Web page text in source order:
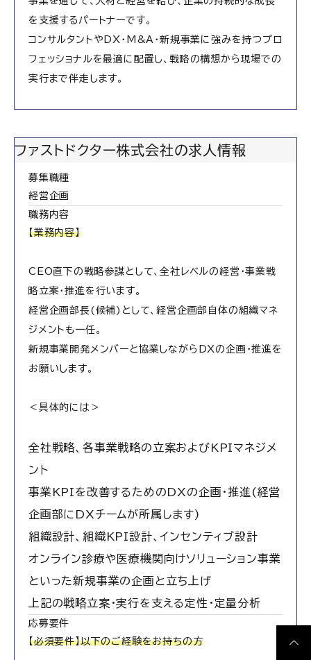
を支援するパートナーです。
コンサルタントやDX・M&A・新規事業に強みを持つプロ
フェッショナルを最適に配置し、戦略の構想から現場での
実行まで伴走します。
ファストドクター株式会社の求人情報
募集職種
経営企画
職務内容
【業務内容】
CEO直下の戦略参謀として、全社レベルの経営・事業戦
略立案・推進を行います。
経営企画部長(候補)として、経営企画部自体の組織マネ
ジメントも一任。
新規事業開発メンバーと協業しながらDXの企画・推進を
お願いします。
＜具体的には＞
全社戦略、各事業戦略の立案およびKPIマネジメ
ント
事業KPIを改善するためのDXの企画・推進(経営
企画部にDXチームが所属します)
組織設計、組織KPI設計、インセンティブ設計
オンライン診療や医療機関向けソリューション事業
といった新規事業の企画と立ち上げ
上記の戦略立案・実行を支える定性・定量分析
応募要件
【必須要件】以下のご経験をお持ちの方